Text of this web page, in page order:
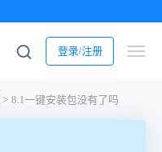
登录/注册
> 8.1一键安装包没有了吗